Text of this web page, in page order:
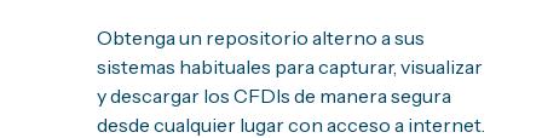
Obtenga un repositorio alterno a sus
sistemas habituales para capturar, visualizar
y descargar los CFDIs de manera segura
desde cualquier lugar con acceso a internet.